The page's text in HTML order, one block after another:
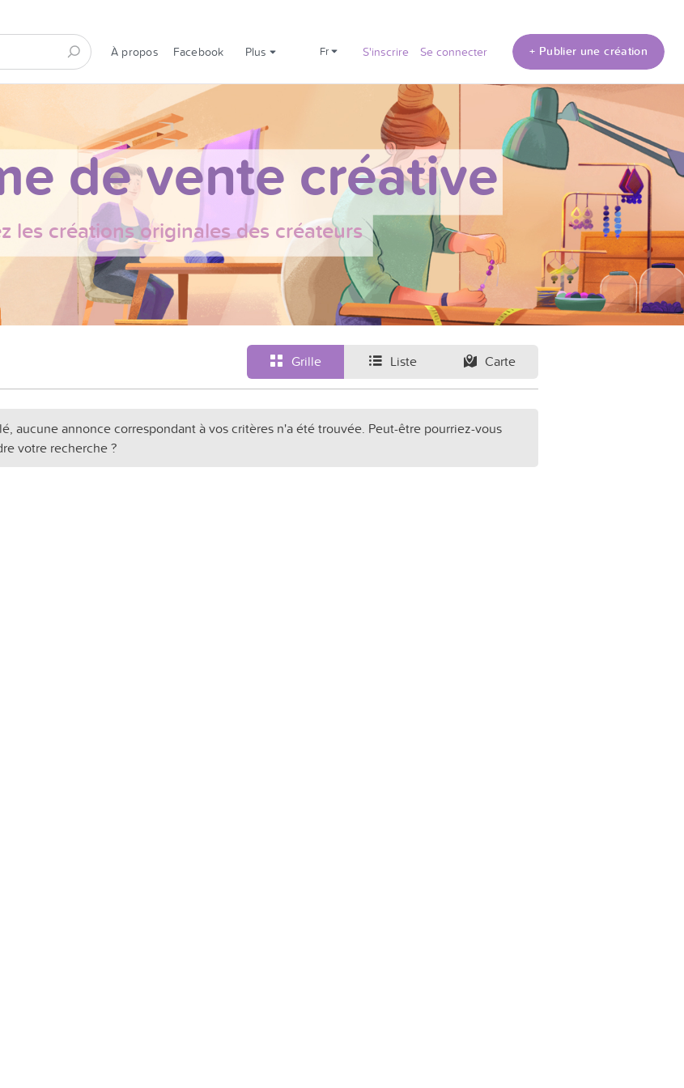
À propos Facebook Plus fr S'inscrire Se connecter + Publier une création
de vente créative
les créations originales des créateurs
Grille Liste Carte
aucune annonce correspondant à vos critères n'a été trouvée. Peut-être pourriez-vous
votre recherche ?